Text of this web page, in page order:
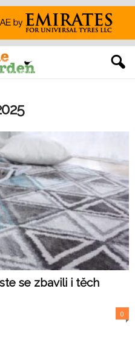
se zbavili i těch
0